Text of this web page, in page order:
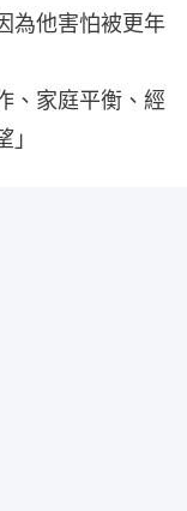
為他害怕被更年
、家庭平衡、經